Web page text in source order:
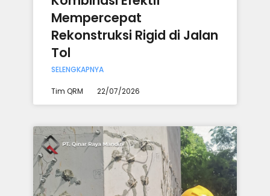
Mempercepat
Rekonstruksi Rigid di Jalan
Tol
SELENGKAPNYA
Tim QRM 22/07/2026